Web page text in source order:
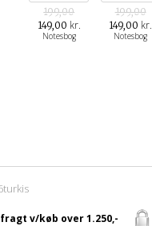
199,00
149,00 kr.
Notesbog
199,00
149,00 kr.
Notesbog
v/køb over 1.250,-